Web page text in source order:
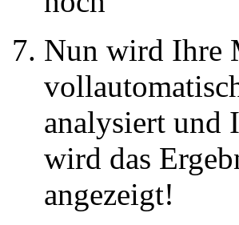
Nun wird Ihre
analysiert und
wird das
angezeigt!